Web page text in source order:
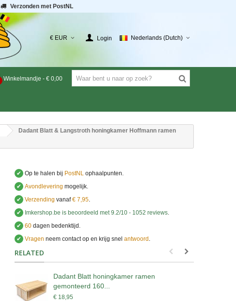
Verzonden met PostNL
€ EUR Login Nederlands (Dutch)
Winkelmandje - € 0,00
Dadant Blatt & Langstroth honingkamer Hoffmann ramen
✔ Op te halen bij PostNLophaalpunten.
✔ Avondlevering mogelijk.
✔ Verzending vanaf€ 7,95.
✔
Imkershop.be is beoordeeld met9.2/10 -1052 reviews.
✔ 60dagen bedenktijd.
✔ Vragen neem contact op en krijg snel antwoord ..
RELATED
Dadant Blatt honingkamer ramen
gemonteerd 160...
€ 18,95